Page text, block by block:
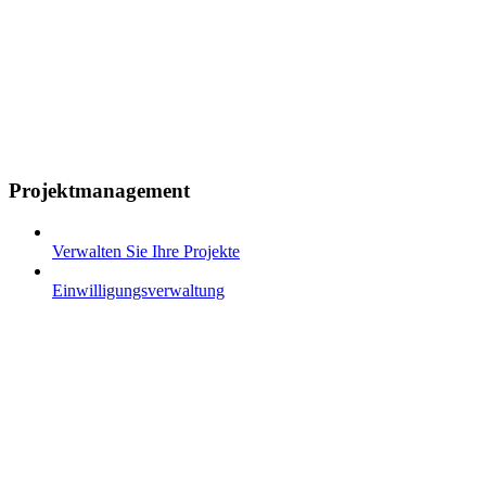
Projektmanagement
Verwalten Sie Ihre Projekte
Einwilligungsverwaltung